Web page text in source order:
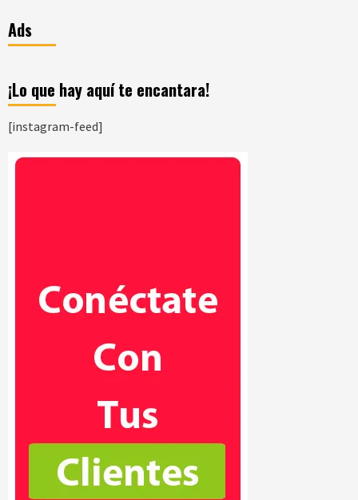
Ads
¡Lo que hay aquí te encantara!
[instagram-feed]